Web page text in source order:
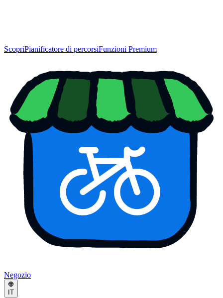
ScopriPianificatore di percorsiFunzioni Premium
Negozio
IT